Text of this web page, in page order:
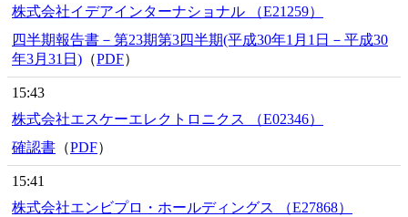
株式会社イデアインターナショナル （E21259）
四半期報告書－第23期第3四半期(平成30年1月1日－平成30
年3月31日) （PDF）
15:43
株式会社エスケーエレクトロニクス （E02346）
確認書 （PDF）
15:41
株式会社エンビプロ・ホールディングス （E27868）